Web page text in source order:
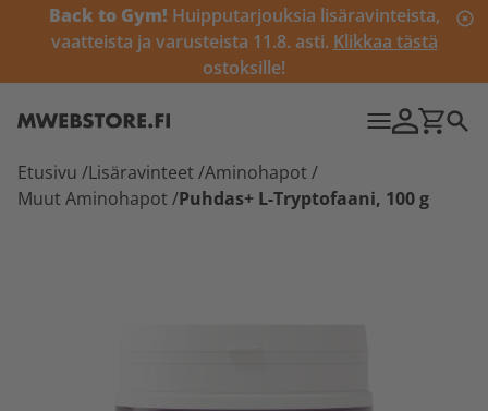
Back to Gym! Huipputarjouksia lisäravinteista,
vaatteista ja varusteista 11.8. asti. Klikkaa tästä
ostoksille!
Etusivu /Lisäravinteet /Aminohapot /
Muut Aminohapot /Puhdas+ L-Tryptofaani, 100 g